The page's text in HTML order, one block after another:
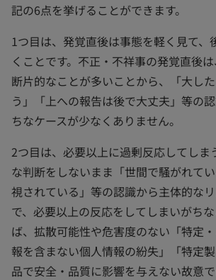
記の6点を挙げることができます。
1つ目は、発覚直後は事態を軽く見て、
くことです。不正・不祥事の発覚直後
断片的なことが多いことから、「大し
う」「上への報告は後で大丈夫」等の
ちなケースが少なくありません。
2つ目は、必要以上に過剰反応してしま
な判断をしないまま「世間で騒がれて
視されている」等の認識から主体的な
で、必要以上の反応をしてしまいがち
ば、拡散可能性や危害度のない「特定
報を含まない個人情報の紛失」「特定
品で安全・品質に影響を与えない故意